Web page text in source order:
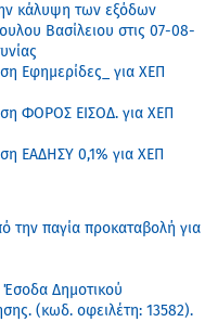
κάλυψη των εξόδων
Βασίλειου στις 07-08-
Εφημερίδες_ για ΧΕΠ
ΦΟΡΟΣ ΕΙΣΟΔ. για ΧΕΠ
ΕΑΔΗΣΥ 0,1% για ΧΕΠ
την παγία προκαταβολή για
Δημοτικού
(κωδ. οφειλέτη: 13582).